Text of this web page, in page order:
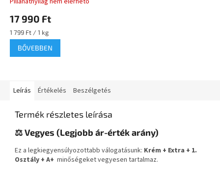
17 990 Ft
Egységár:
1 799 Ft / 1 kg
BŐVEBBEN
Leírás Értékelés Beszélgetés
Termék részletes leírása
⚖️ Vegyes (Legjobb ár-érték arány)
Ez a legkiegyensúlyozottabb válogatásunk: Krém + Extra + 1.
Osztály + A+ minőségeket vegyesen tartalmaz.